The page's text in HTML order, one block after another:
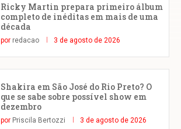
Ricky Martin prepara primeiro álbum
completo de inéditas em mais de uma
década
por redacao 3 de agosto de 2026
Shakira em São José do Rio Preto? O
que se sabe sobre possível show em
dezembro
por Priscila Bertozzi 3 de agosto de 2026